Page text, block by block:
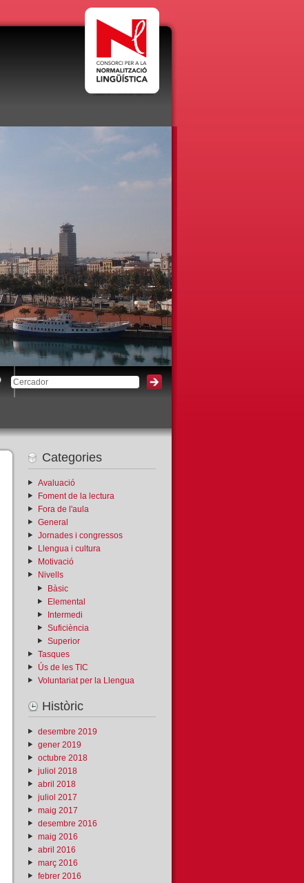
Categories
Avaluació
Foment de la lectura
Fora de l'aula
General
Jornades i congressos
Llengua i cultura
Motivació
Nivells
Bàsic
Elemental
Intermedi
Suficiència
Superior
Tasques
Ús de les TIC
Voluntariat per la Llengua
Històric
desembre 2019
gener 2019
octubre 2018
juliol 2018
abril 2018
juliol 2017
maig 2017
desembre 2016
maig 2016
abril 2016
març 2016
febrer 2016